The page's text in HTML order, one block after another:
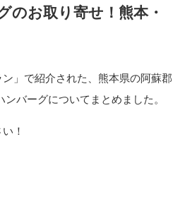
のお取り寄せ！熊本・
」で紹介された、熊本県の阿蘇郡
バーグについてまとめました。
！